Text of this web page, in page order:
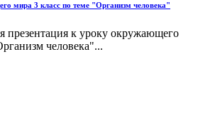
мира 3 класс по теме "Организм человека"
презентация к уроку окружающего
человека"...